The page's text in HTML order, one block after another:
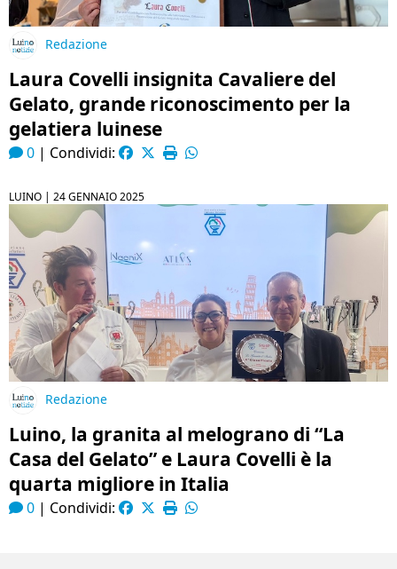
Redazione
Laura Covelli insignita Cavaliere del
Gelato, grande riconoscimento per la
gelatiera luinese
0 | Condividi:
LUINO | 24 GENNAIO 2025
Redazione
Luino, la granita al melograno di “La
Casa del Gelato” e Laura Covelli è la
quarta migliore in Italia
0 | Condividi: